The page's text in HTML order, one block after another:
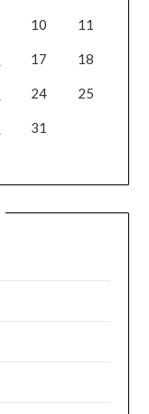
10 11
17 18
24 25
31